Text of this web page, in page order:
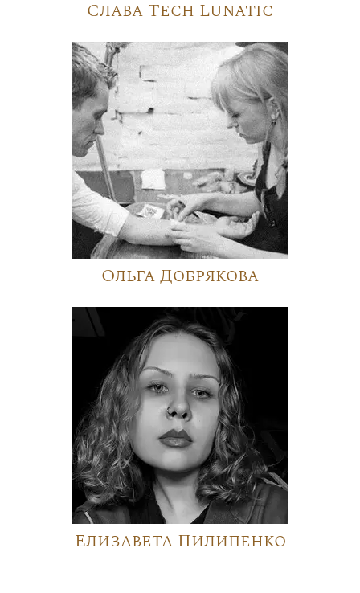
Слава Tech Lunatic
Ольга Добрякова
Елизавета Пилипенко